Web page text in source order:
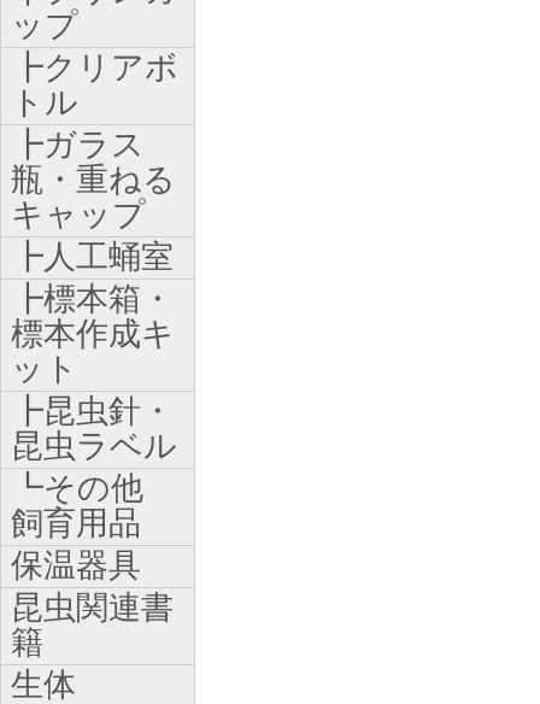
ップ
┣クリアボ
トル
┣ガラス
瓶・重ねる
キャップ
┣人工蛹室
┣標本箱・
標本作成キ
ット
┣昆虫針・
昆虫ラベル
┗その他
飼育用品
保温器具
昆虫関連書
籍
生体